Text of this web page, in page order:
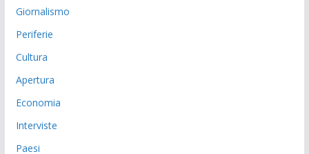
Giornalismo
Periferie
Cultura
Apertura
Economia
Interviste
Paesi